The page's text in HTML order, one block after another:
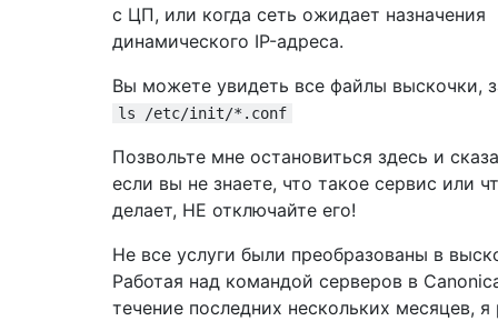
с ЦП, или когда сеть ожидает назначения
динамического IP-адреса.
Вы можете увидеть все файлы выскочки,
ls /etc/init/*.conf
Позвольте мне остановиться здесь и
если вы не знаете, что такое сервис или
делает, НЕ отключайте его!
Не все услуги были преобразованы в
Работая над командой серверов в
течение последних нескольких месяцев, я